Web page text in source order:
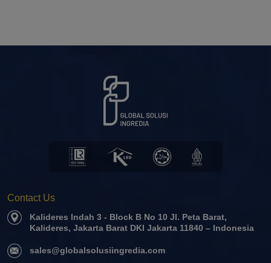
Contact Us
Kalideres Indah 3 - Block B No 10 Jl. Peta Barat,
Kalideres, Jakarta Barat DKI Jakarta 11840 – Indonesia
sales@globalsolusiingredia.com